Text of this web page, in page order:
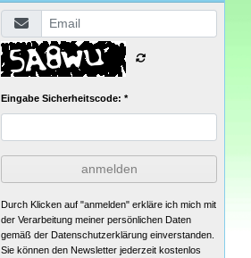
Eingabe Sicherheitscode: *
anmelden
Durch Klicken auf "anmelden" erkläre ich mich mit
der Verarbeitung meiner persönlichen Daten
gemäß der Datenschutzerklärung einverstanden.
Sie können den Newsletter jederzeit kostenlos